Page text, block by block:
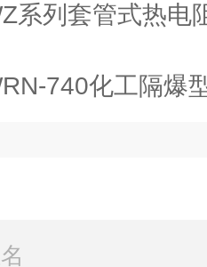
系列套管式热电
740化工隔爆